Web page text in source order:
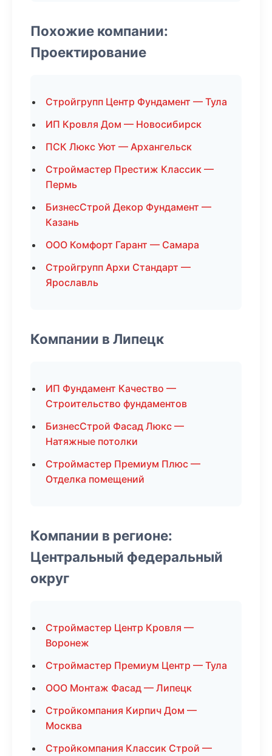
Похожие компании:
Проектирование
Стройгрупп Центр Фундамент — Тула
ИП Кровля Дом — Новосибирск
ПСК Люкс Уют — Архангельск
Строймастер Престиж Классик —
Пермь
БизнесСтрой Декор Фундамент —
Казань
ООО Комфорт Гарант — Самара
Стройгрупп Архи Стандарт —
Ярославль
Компании в Липецк
ИП Фундамент Качество —
Строительство фундаментов
БизнесСтрой Фасад Люкс —
Натяжные потолки
Строймастер Премиум Плюс —
Отделка помещений
Компании в регионе:
Центральный федеральный
округ
Строймастер Центр Кровля —
Воронеж
Строймастер Премиум Центр — Тула
ООО Монтаж Фасад — Липецк
Стройкомпания Кирпич Дом —
Москва
Стройкомпания Классик Строй —